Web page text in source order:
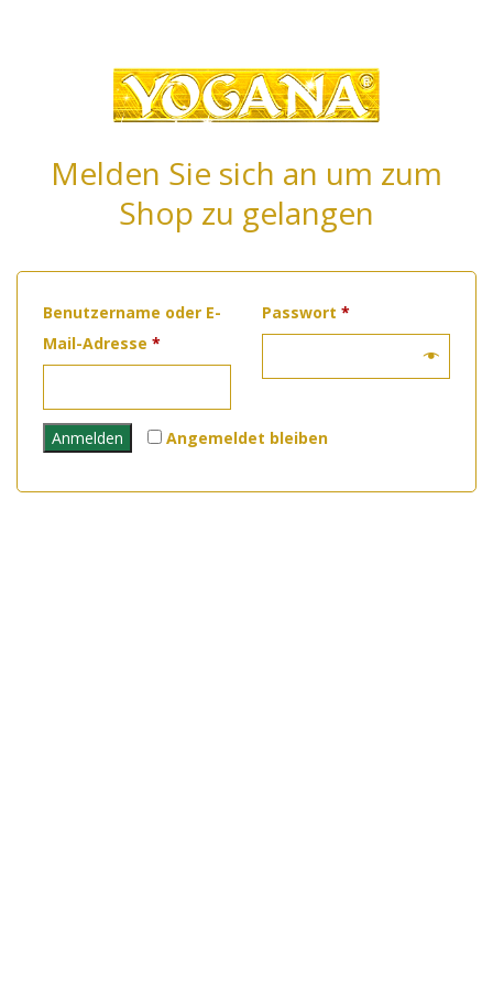
Melden Sie sich an um zum
Shop zu gelangen
Benutzername oder E-
Mail-Adresse *
Passwort*
Angemeldet bleiben
Anmelden